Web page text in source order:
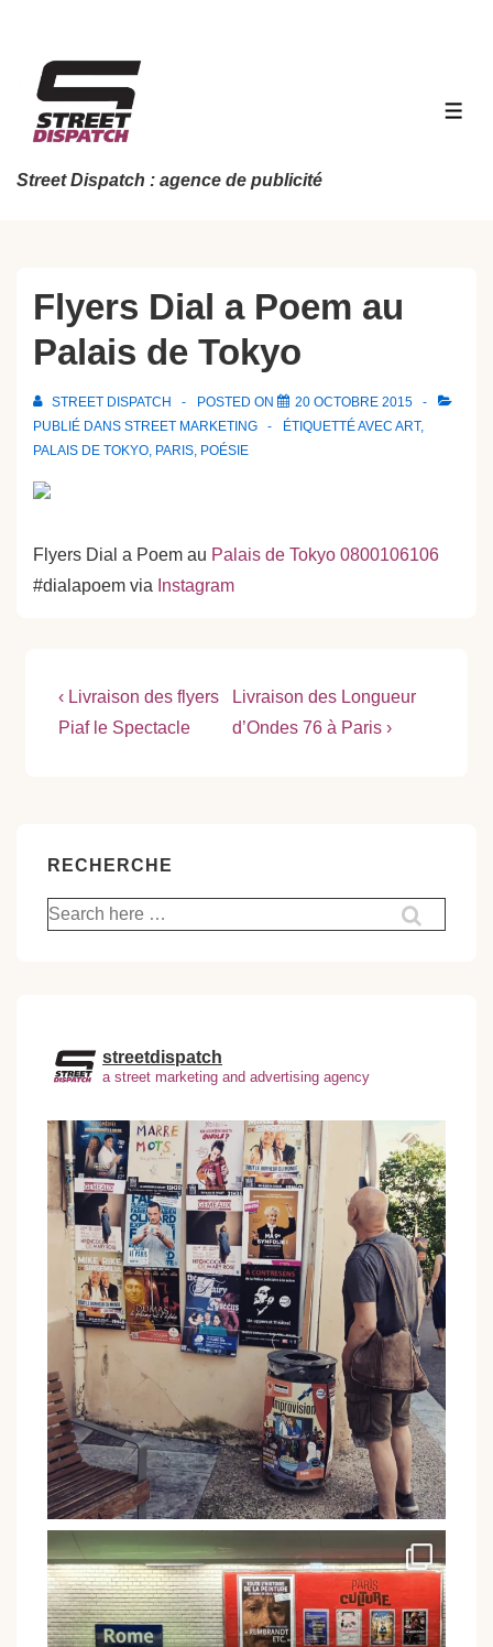
contenu
principal
Street Dispatch : agence de publicité
Flyers Dial a Poem au
Palais de Tokyo
STREET DISPATCH POSTED ON
20 OCTOBRE 2015
PUBLIÉ DANS STREET MARKETING ÉTIQUETTÉ AVEC ART,
PALAIS DE TOKYO, PARIS, POÉSIE
Flyers Dial a Poem au Palais de Tokyo 0800106106
#dialapoem via Instagram
Navigation
de
Previous
Post
‹ Livraison des flyers
Piaf le Spectacle
Next
Post
Livraison des Longueur
d’Ondes 76 à Paris ›
RECHERCHE
Recherche
pour:
streetdispatch
a street marketing and advertising agency